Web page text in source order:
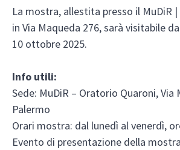
La mostra, allestita presso il MuDiR
in Via Maqueda 276, sarà visitabile
10 ottobre 2025.
Info utili:
Sede: MuDiR – Oratorio Quaroni, Via
Palermo
Orari mostra: dal lunedì al venerdì,
Evento di presentazione della